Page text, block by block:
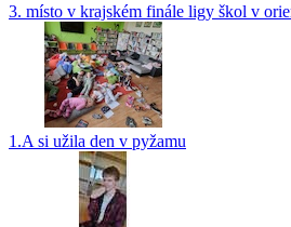
3. místo v krajském finále ligy škol v
1.A si užila den v pyžamu